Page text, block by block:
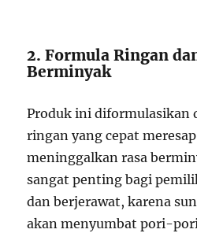
2. Formula Ringan
Berminyak
Produk ini diformulasikan
ringan yang cepat
meninggalkan rasa
sangat penting bagi
dan berjerawat, karena
akan menyumbat pori-